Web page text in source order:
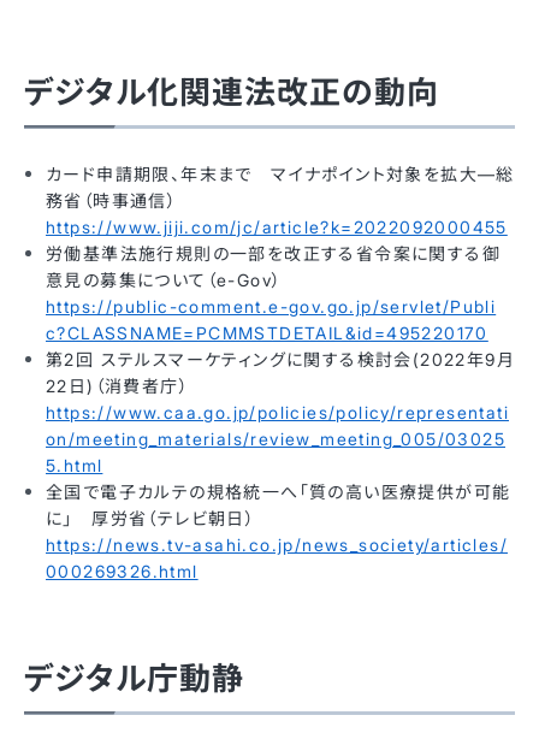
デジタル化関連法改正の動向
カード申請期限、年末まで マイナポイント対象を拡大―総
務省（時事通信）
https://www.jiji.com/jc/article?k=2022092000455
労働基準法施行規則の一部を改正する省令案に関する御
意見の募集について（e-Gov）
https://public-comment.e-gov.go.jp/servlet/Publi
c?CLASSNAME=PCMMSTDETAIL&id=495220170
第2回 ステルスマーケティングに関する検討会(2022年9月
22日)（消費者庁）
https://www.caa.go.jp/policies/policy/representati
on/meeting_materials/review_meeting_005/03025
5.html
全国で電子カルテの規格統一へ「質の高い医療提供が可能
に」 厚労省（テレビ朝日）
https://news.tv-asahi.co.jp/news_society/articles/
000269326.html
デジタル庁動静